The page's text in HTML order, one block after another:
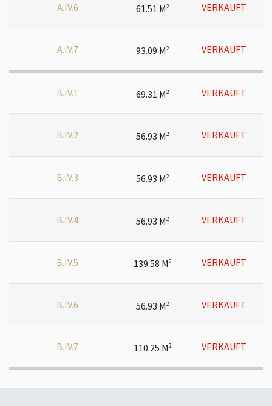
A.IV.6 61.51 M2 VERKAUFT
A.IV.7 93.09 M2 VERKAUFT
B.IV.1 69.31 M2 VERKAUFT
B.IV.2 56.93 M2 VERKAUFT
B.IV.3 56.93 M2 VERKAUFT
B.IV.4 56.93 M2 VERKAUFT
B.IV.5 139.58 M2 VERKAUFT
B.IV.6 56.93 M2 VERKAUFT
B.IV.7 110.25 M2 VERKAUFT